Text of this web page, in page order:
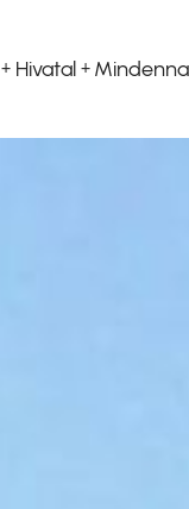
Hivatal